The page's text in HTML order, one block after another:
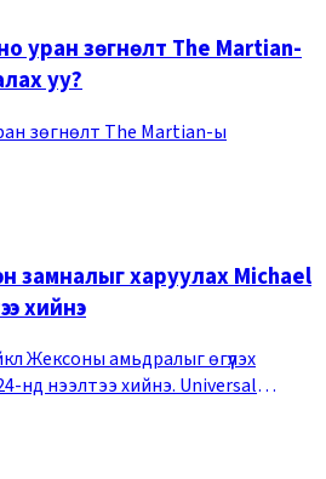
уран зөгнөлт The Martian-
уу?
зөгнөлт The Martian-ы
замналыг харуулах Michael
хийнэ
Жексоны амьдралыг өгүүлэх
нд нээлтээ хийнэ. Universal
Ж